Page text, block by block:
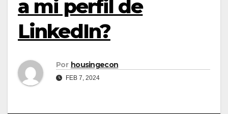
a mi perfil de
LinkedIn?
Por housingecon
FEB 7, 2024